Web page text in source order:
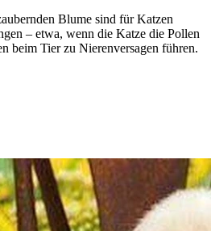
Blume sind für Katzen
– etwa, wenn die Katze die Pollen
beim Tier zu Nierenversagen führen.